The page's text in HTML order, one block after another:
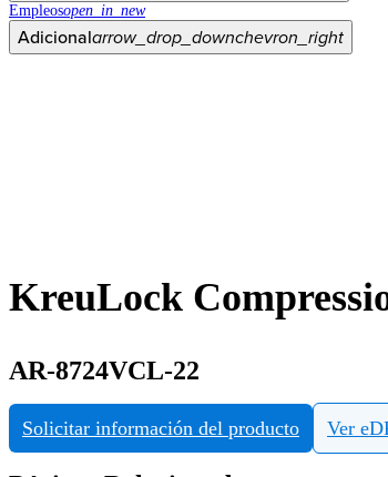
Empleosopen_in_new
Adicionalarrow_drop_downchevron_right
KreuLock
AR-8724VCL-22
Solicitar información del producto Ver